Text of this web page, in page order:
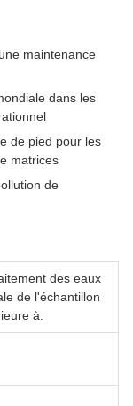
maintenance
dans les
de pied pour les
matrices
de
des eaux
de l'échantillon
à: